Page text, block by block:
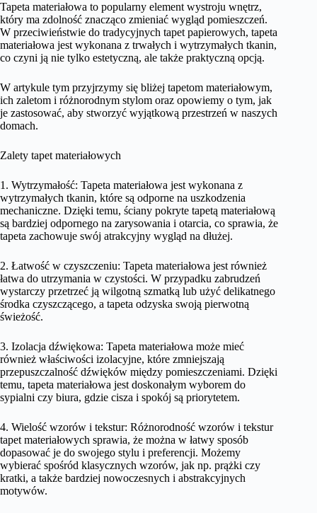
Tapeta materiałowa to popularny element wystroju wnętrz,
który ma zdolność znacząco zmieniać wygląd pomieszczeń.
W przeciwieństwie do tradycyjnych tapet papierowych, tapeta
materiałowa jest wykonana z trwałych i wytrzymałych tkanin,
co czyni ją nie tylko estetyczną, ale także praktyczną opcją.
W artykule tym przyjrzymy się bliżej tapetom materiałowym,
ich zaletom i różnorodnym stylom oraz opowiemy o tym, jak
je zastosować, aby stworzyć wyjątkową przestrzeń w naszych
domach.
Zalety tapet materiałowych
1. Wytrzymałość: Tapeta materiałowa jest wykonana z
wytrzymałych tkanin, które są odporne na uszkodzenia
mechaniczne. Dzięki temu, ściany pokryte tapetą materiałową
są bardziej odpornego na zarysowania i otarcia, co sprawia, że
tapeta zachowuje swój atrakcyjny wygląd na dłużej.
2. Łatwość w czyszczeniu: Tapeta materiałowa jest również
łatwa do utrzymania w czystości. W przypadku zabrudzeń
wystarczy przetrzeć ją wilgotną szmatką lub użyć delikatnego
środka czyszczącego, a tapeta odzyska swoją pierwotną
świeżość.
3. Izolacja dźwiękowa: Tapeta materiałowa może mieć
również właściwości izolacyjne, które zmniejszają
przepuszczalność dźwięków między pomieszczeniami. Dzięki
temu, tapeta materiałowa jest doskonałym wyborem do
sypialni czy biura, gdzie cisza i spokój są priorytetem.
4. Wielość wzorów i tekstur: Różnorodność wzorów i tekstur
tapet materiałowych sprawia, że można w łatwy sposób
dopasować je do swojego stylu i preferencji. Możemy
wybierać spośród klasycznych wzorów, jak np. prążki czy
kratki, a także bardziej nowoczesnych i abstrakcyjnych
motywów.